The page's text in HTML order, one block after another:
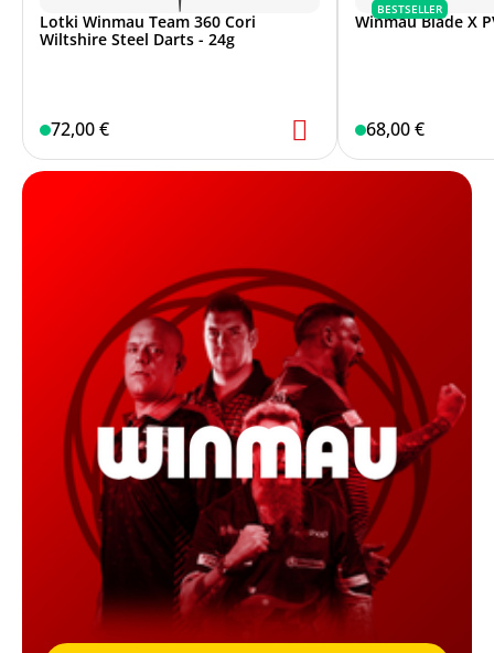
Lotki Winmau Team 360 Cori
Wiltshire Steel Darts - 24g
72,00 €
BESTSELLER
Winmau Blade X
68,00 €